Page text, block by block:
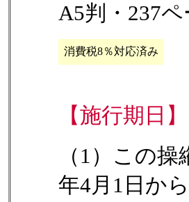
A5判・237
消費税8％対応済み
【施行期日】
（1）この
年4月1日か